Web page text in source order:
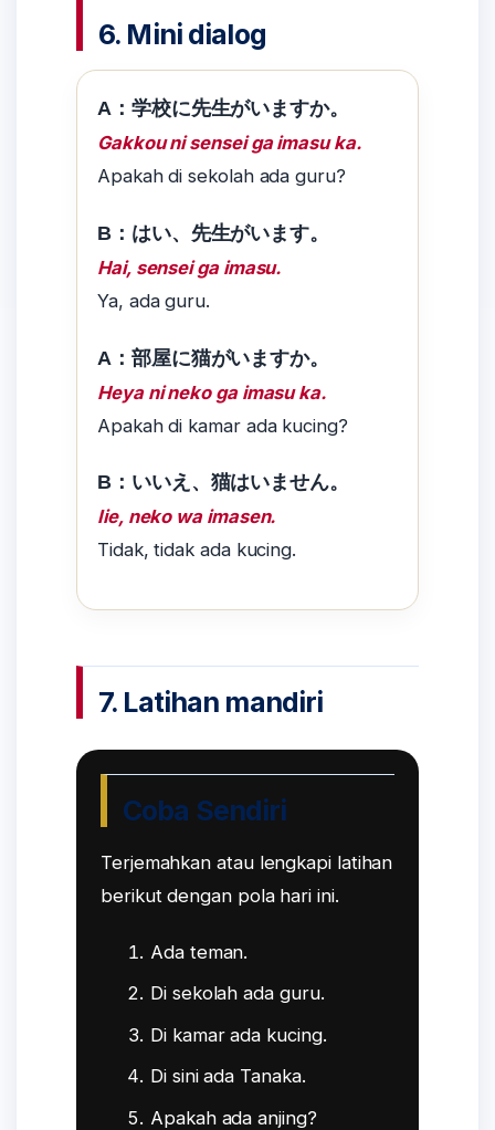
6. Mini dialog
A：学校に先生がいますか。
Gakkou ni sensei ga imasu ka.
Apakah di sekolah ada guru?
B：はい、先生がいます。
Hai, sensei ga imasu.
Ya, ada guru.
A：部屋に猫がいますか。
Heya ni neko ga imasu ka.
Apakah di kamar ada kucing?
B：いいえ、猫はいません。
Iie, neko wa imasen.
Tidak, tidak ada kucing.
7. Latihan mandiri
Coba Sendiri
Terjemahkan atau lengkapi latihan
berikut dengan pola hari ini.
Ada teman.
Di sekolah ada guru.
Di kamar ada kucing.
Di sini ada Tanaka.
Apakah ada anjing?